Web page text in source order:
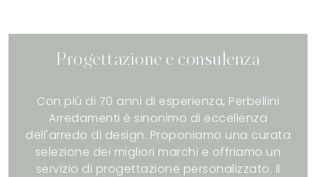
Progettazione e consulenza
Con più di 70 anni di esperienza, Perbellini
Arredamenti è sinonimo di eccellenza
dell'arredo di design. Proponiamo una curata
selezione dei migliori marchi e offriamo un
servizio di progettazione personalizzato. Il